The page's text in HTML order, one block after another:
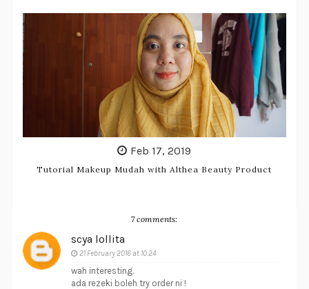
Feb 17, 2019
Tutorial Makeup Mudah with Althea Beauty Product
7 comments:
scya lollita
21 February 2016 at 10:24
wah interesting.
ada rezeki boleh try order ni !